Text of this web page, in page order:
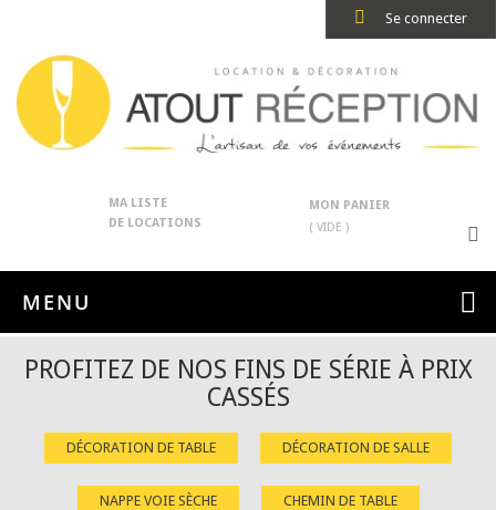
Se connecter
MA LISTE
DE LOCATIONS
MON PANIER
( VIDE )
MENU
PROFITEZ DE NOS FINS DE SÉRIE À PRIX
CASSÉS
DÉCORATION DE TABLE DÉCORATION DE SALLE
NAPPE VOIE SÈCHE CHEMIN DE TABLE